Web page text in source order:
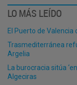
LO MÁS LEÍDO
El Puerto de
Trasmediterránea
Argelia
La burocracia sitúa
Algeciras